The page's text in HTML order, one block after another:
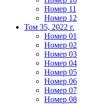
Номер 11
Номер 12
Том 35, 2022 г.
Номер 01
Номер 02
Номер 03
Номер 04
Номер 05
Номер 06
Номер 07
Номер 08